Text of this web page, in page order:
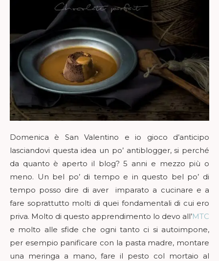
Domenica è San Valentino e io gioco d’anticipo
lasciandovi questa idea un po’ antiblogger, si perché
da quanto è aperto il blog? 5 anni e mezzo più o
meno. Un bel po’ di tempo e in questo bel po’ di
tempo posso dire di aver imparato a cucinare e a
fare soprattutto molti di quei fondamentali di cui ero
priva. Molto di questo apprendimento lo devo all’MTC
e molto alle sfide che ogni tanto ci si autoimpone,
per esempio panificare con la pasta madre, montare
una meringa a mano, fare il pesto col mortaio al